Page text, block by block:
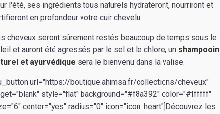
l'été, ses ingrédients tous naturels hydrateront, nourriront et
en profondeur votre cuir chevelu.
cheveux seront sûrement restés beaucoup de temps sous le
et auront été agressés par le sel et le chlore, un
et ayurvédique sera le bienvenu dans la valise.
url="https://boutique.ahimsa.fr/collections/cheveux"
style="flat" background="#f8a392" color="#ffffff"
center="yes" radius="0" icon="icon: heart"]Découvrez les